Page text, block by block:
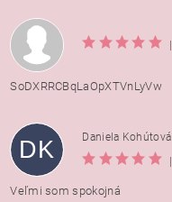
|
SoDXRRCBqLaOpXTVnLyVw
DK
Daniela Kohútová
|
Veľmi som spokojná